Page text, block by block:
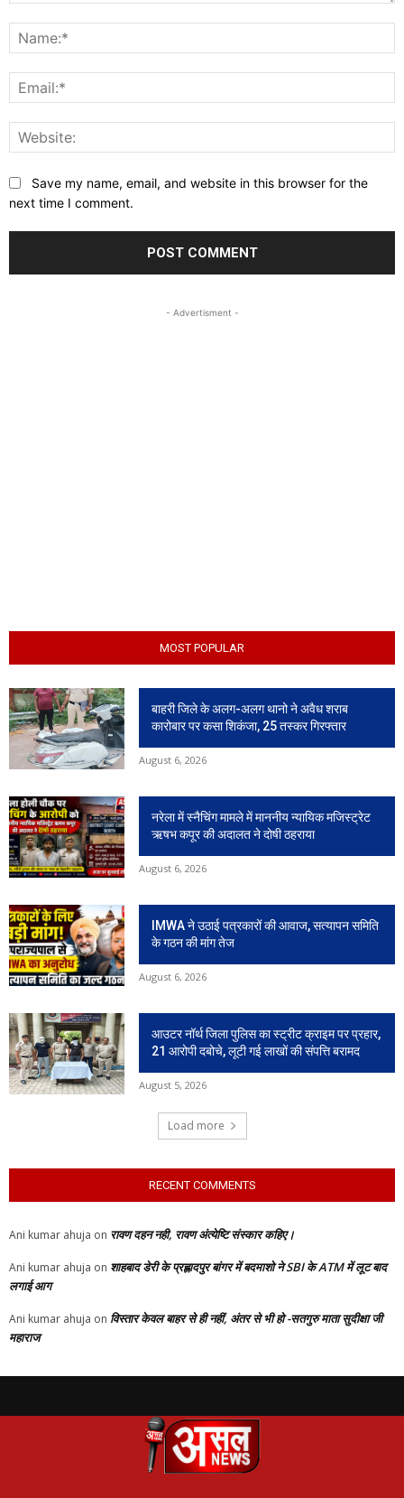
Save my name, email, and website in this browser for the
next time I comment.
- Advertisment -
MOST POPULAR
बाहरी जिले के अलग-अलग थानो ने अवैध शराब
कारोबार पर कसा शिकंजा, 25 तस्कर गिरफ्तार
August 6, 2026
नरेला में स्नैचिंग मामले में माननीय न्यायिक मजिस्ट्रेट
ऋषभ कपूर की अदालत ने दोषी ठहराया
August 6, 2026
IMWA ने उठाई पत्रकारों की आवाज, सत्यापन समिति
के गठन की मांग तेज
August 6, 2026
आउटर नॉर्थ जिला पुलिस का स्ट्रीट क्राइम पर प्रहार,
21 आरोपी दबोचे, लूटी गई लाखों की संपत्ति बरामद
August 5, 2026
Load more
RECENT COMMENTS
Ani kumar ahuja on रावण दहन नही, रावण अंत्येष्टि संस्कार कहिए।
Ani kumar ahuja on शाहबाद डेरी के प्रह्लादपुर बांगर में बदमाशो ने SBI के ATM में लूट बाद
लगाई आग
Ani kumar ahuja on विस्तार केवल बाहर से ही नहीं, अंतर से भी हो -सतगुरु माता सुदीक्षा जी
महाराज